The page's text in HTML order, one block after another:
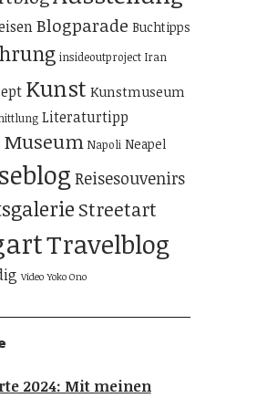
Blogparade Buchtipps
insideoutproject Iran
Kunst Kunstmuseum
Literaturtipp
Museum Napoli Neapel
Reisesouvenirs
Streetart
Travelblog
Video Yoko Ono
2024: Mit meinen